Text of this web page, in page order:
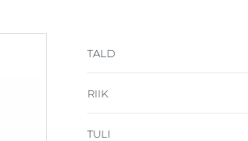
TALD
RIIK
TULI